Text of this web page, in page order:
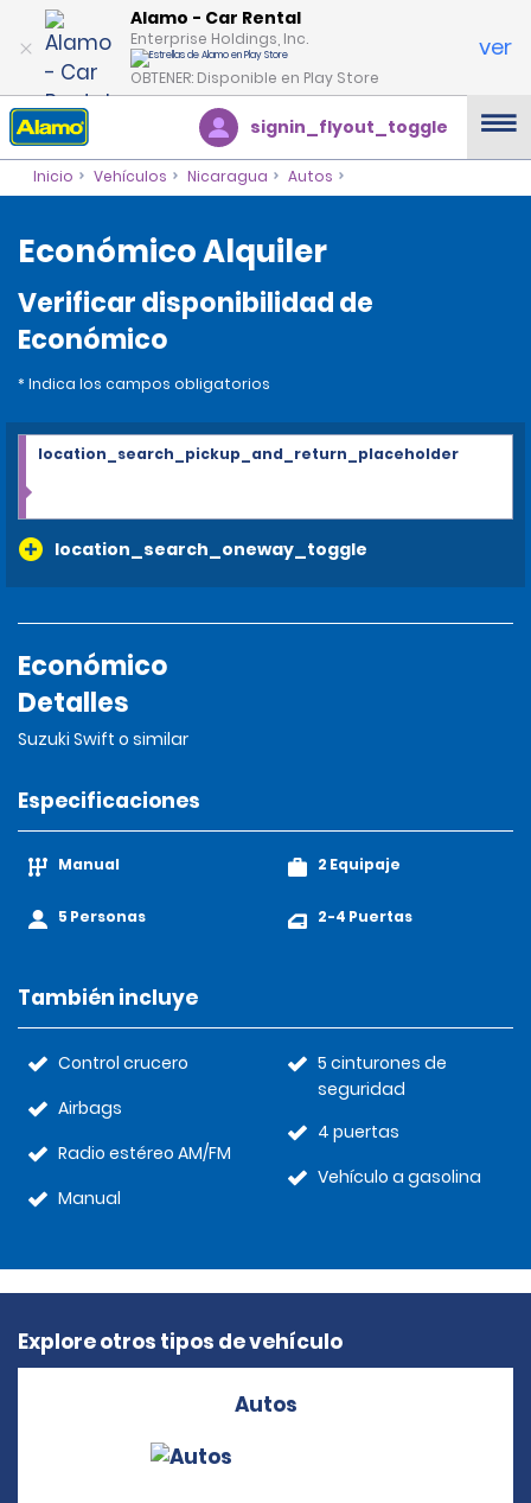
Alamo - Car Rental
Enterprise Holdings, Inc.
OBTENER: Disponible en Play Store
ver
signin_flyout_toggle
Inicio Vehículos Nicaragua Autos
Económico Alquiler
Verificar disponibilidad de
Económico
* Indica los campos obligatorios
location_search_oneway_toggle
location_search_pickup_and_return_placeholder
Económico
Detalles
Suzuki Swift o similar
Especificaciones
Manual
5 Personas
2 Equipaje
2-4 Puertas
También incluye
Control crucero
Airbags
Radio estéreo AM/FM
Manual
5 cinturones de
seguridad
4 puertas
Vehículo a gasolina
Explore otros tipos de vehículo
Autos